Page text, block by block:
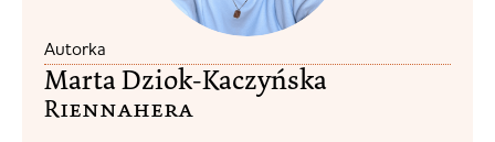
Autorka
Marta Dziok-Kaczyńska
Riennahera​